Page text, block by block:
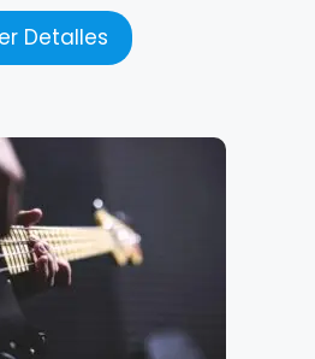
Detalles